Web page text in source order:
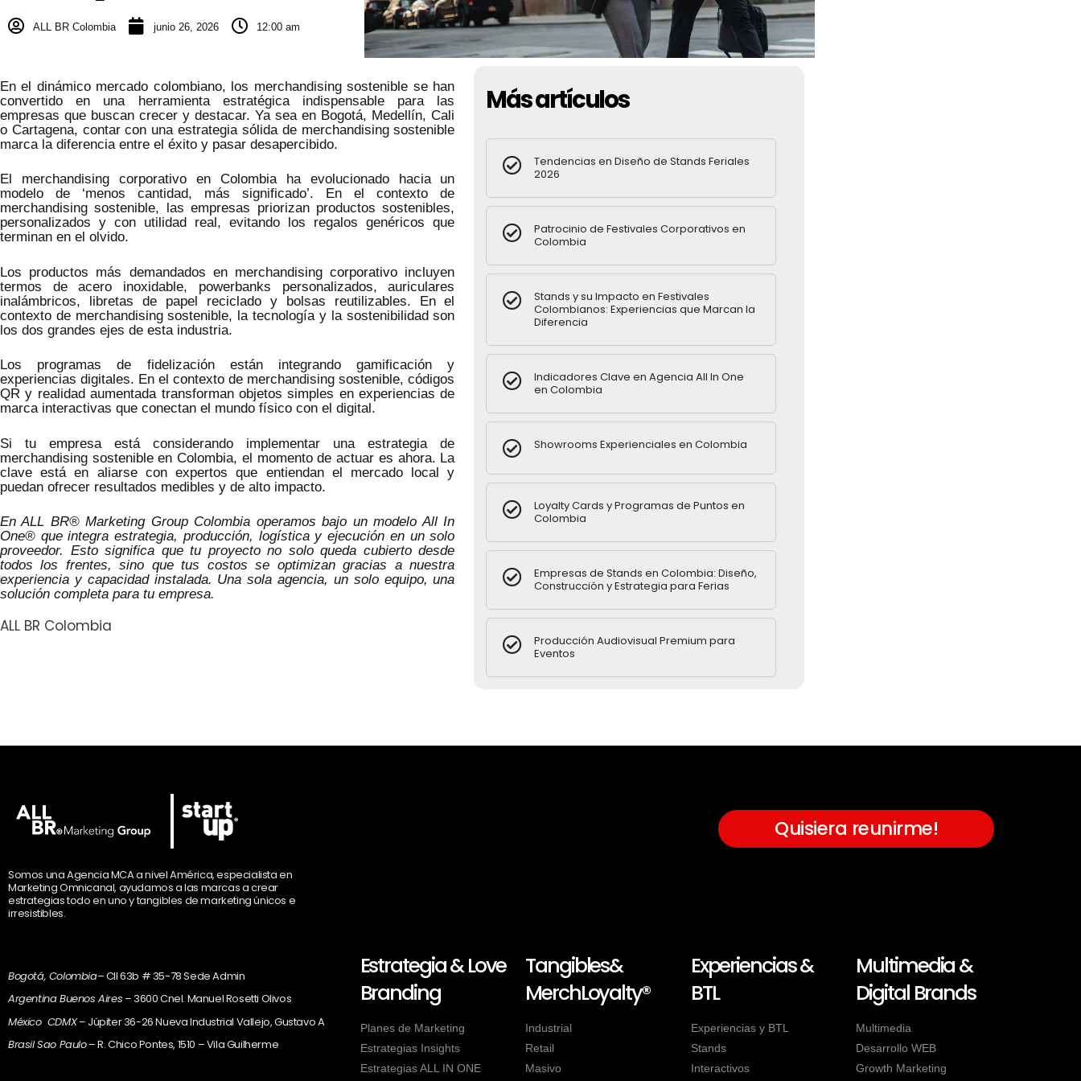
ALL BR Colombia junio 26, 2026 12:00 am
En el dinámico mercado colombiano, los merchandising sostenible se han
convertido en una herramienta estratégica indispensable para las
empresas que buscan crecer y destacar. Ya sea en Bogotá, Medellín, Cali
o Cartagena, contar con una estrategia sólida de merchandising sostenible
marca la diferencia entre el éxito y pasar desapercibido.
El merchandising corporativo en Colombia ha evolucionado hacia un
modelo de ‘menos cantidad, más significado’. En el contexto de
merchandising sostenible, las empresas priorizan productos sostenibles,
personalizados y con utilidad real, evitando los regalos genéricos que
terminan en el olvido.
Los productos más demandados en merchandising corporativo incluyen
termos de acero inoxidable, powerbanks personalizados, auriculares
inalámbricos, libretas de papel reciclado y bolsas reutilizables. En el
contexto de merchandising sostenible, la tecnología y la sostenibilidad son
los dos grandes ejes de esta industria.
Los programas de fidelización están integrando gamificación y
experiencias digitales. En el contexto de merchandising sostenible, códigos
QR y realidad aumentada transforman objetos simples en experiencias de
marca interactivas que conectan el mundo físico con el digital.
Si tu empresa está considerando implementar una estrategia de
merchandising sostenible en Colombia, el momento de actuar es ahora. La
clave está en aliarse con expertos que entiendan el mercado local y
puedan ofrecer resultados medibles y de alto impacto.
En ALL BR® Marketing Group Colombia operamos bajo un modelo All In
One® que integra estrategia, producción, logística y ejecución en un solo
proveedor. Esto significa que tu proyecto no solo queda cubierto desde
todos los frentes, sino que tus costos se optimizan gracias a nuestra
experiencia y capacidad instalada. Una sola agencia, un solo equipo, una
solución completa para tu empresa.
ALL BR Colombia
Más artículos
Tendencias en Diseño de Stands Feriales
2026
Patrocinio de Festivales Corporativos en
Colombia
Stands y su Impacto en Festivales
Colombianos: Experiencias que Marcan la
Diferencia
Indicadores Clave en Agencia All In One
en Colombia
Showrooms Experienciales en Colombia
Loyalty Cards y Programas de Puntos en
Colombia
Empresas de Stands en Colombia: Diseño,
Construcción y Estrategia para Ferias
Producción Audiovisual Premium para
Eventos
Somos una Agencia MCA a nivel América, especialista en
Marketing Omnicanal, ayudamos a las marcas a crear
estrategias todo en uno y tangibles de marketing únicos e
irresistibles.
Bogotá, Colombia– Cll 63b # 35-78 Sede Admin
Argentina Buenos Aires – 3600 Cnel. Manuel Rosetti Olivos
México CDMX– Júpiter 36-26 Nueva Industrial Vallejo, Gustavo A
Brasil Sao Paulo– R. Chico Pontes, 1510 – Vila Guilherme
Quisiera reunirme!
Estrategia & Love
Branding
Planes de Marketing
Estrategias Insights
Estrategias ALL IN ONE
Tangibles&
MerchLoyalty®
Industrial
Retail
Masivo
Experiencias &
BTL
Experiencias y BTL
Stands
Interactivos
Multimedia &
Digital Brands
Multimedia
Desarrollo WEB
Growth Marketing